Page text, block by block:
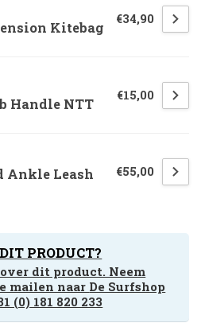
Kitebag
€34,90
Handle NTT
€15,00
Ankle Leash €55,00
PRODUCT?
dit product. Neem
mailen naar De Surfshop
(0) 181 820 233